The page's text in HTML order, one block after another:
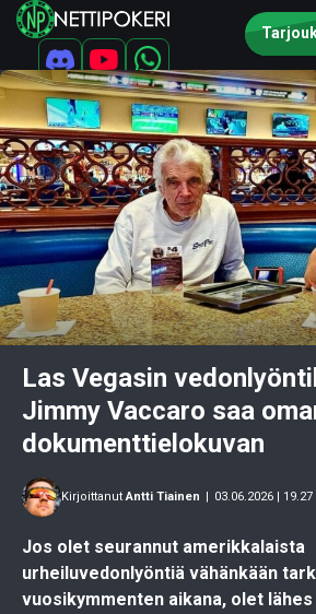
Las Vegasin
Jimmy Vaccaro saa
dokumenttielokuvan
KirjoittanutAntti Tiainen 03.06.2026 | 19.27
Jos olet seurannut amerikkalaista
urheiluvedonlyöntiä vähänkään
vuosikymmenten aikana, olet